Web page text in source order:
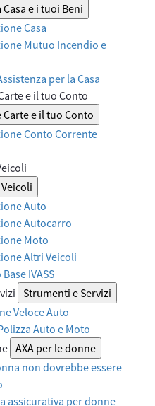
e i tuoi Beni
Casa
Mutuo Incendio e
per la Casa
e il tuo Conto
e il tuo Conto
Conto Corrente
Auto
Autocarro
Moto
Altri Veicoli
IVASS
Strumenti e Servizi
Veloce Auto
Auto e Moto
AXA per le donne
non dovrebbe essere
assicurativa per donne